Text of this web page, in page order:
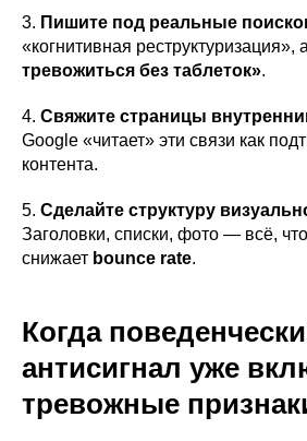
3. Пишите под реальные
«когнитивная реструктуризация», а
тревожиться без таблеток».
4. Свяжите страницы
Google «читает» эти связи как
контента.
5. Сделайте структуру
Заголовки, списки, фото — всё,
снижает bounce rate.
Когда
антисигнал уже
тревожные